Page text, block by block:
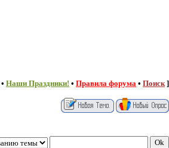
• Наши Праздники! • Правила форума • Поиск]